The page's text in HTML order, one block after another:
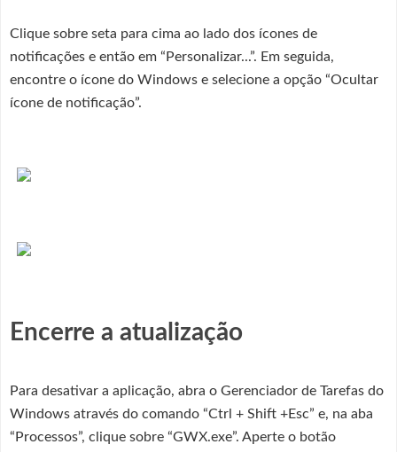
Clique sobre seta para cima ao lado dos ícones de
notificações e então em “Personalizar...”. Em seguida,
encontre o ícone do Windows e selecione a opção “Ocultar
ícone de notificação”.
Encerre a atualização
Para desativar a aplicação, abra o Gerenciador de Tarefas do
Windows através do comando “Ctrl + Shift +Esc” e, na aba
“Processos”, clique sobre “GWX.exe”. Aperte o botão